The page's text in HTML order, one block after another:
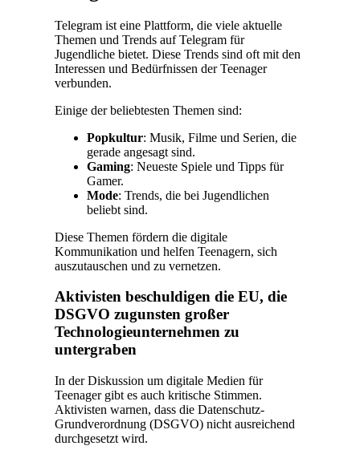
Telegram ist eine Plattform, die viele aktuelle
Themen und Trends auf Telegram für
Jugendliche bietet. Diese Trends sind oft mit den
Interessen und Bedürfnissen der Teenager
verbunden.
Einige der beliebtesten Themen sind:
Popkultur: Musik, Filme und Serien, die
gerade angesagt sind.
Gaming: Neueste Spiele und Tipps für
Gamer.
Mode: Trends, die bei Jugendlichen
beliebt sind.
Diese Themen fördern die digitale
Kommunikation und helfen Teenagern, sich
auszutauschen und zu vernetzen.
Aktivisten beschuldigen die EU, die
DSGVO zugunsten großer
Technologieunternehmen zu
untergraben
In der Diskussion um digitale Medien für
Teenager gibt es auch kritische Stimmen.
Aktivisten warnen, dass die Datenschutz-
Grundverordnung (DSGVO) nicht ausreichend
durchgesetzt wird.